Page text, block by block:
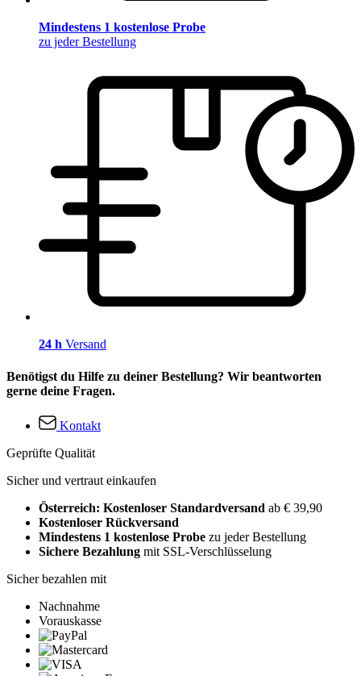
Mindestens 1 kostenlose Probe
zu jeder Bestellung
24 h Versand
Benötigst du Hilfe zu deiner Bestellung? Wir beantworten
gerne deine Fragen.
Kontakt
Geprüfte Qualität
Sicher und vertraut einkaufen
Österreich: Kostenloser Standardversand ab € 39,90
Kostenloser Rückversand
Mindestens 1 kostenlose Probe zu jeder Bestellung
Sichere Bezahlung mit SSL-Verschlüsselung
Sicher bezahlen mit
Nachnahme
Vorauskasse